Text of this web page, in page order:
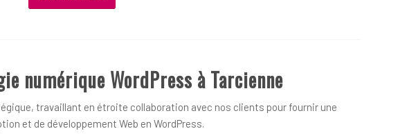
numérique WordPress à Tarcienne
travaillant en étroite collaboration avec nos clients pour fournir une
et de développement Web en WordPress.